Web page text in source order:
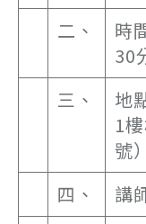
二、
時
30
三、
地
1
號
四、
講